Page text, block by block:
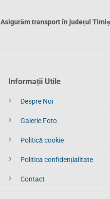
Asigurăm transport în județul Timiș
Informații Utile
Despre Noi
Galerie Foto
Politică cookie
Politica confidențialitate
Contact